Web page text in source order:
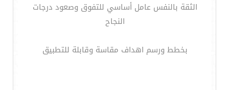
الثقة بالنفس عامل أساسي للتفوق وصعود درجات
النجاح
بخطط ورسم اهداف مقاسة وقابلة للتطبيق